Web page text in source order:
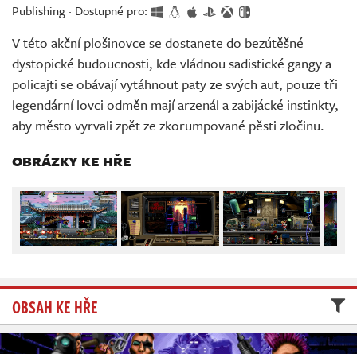
Živě
Publishing · Dostupné pro:
V této akční plošinovce se dostanete do bezútěšné
dystopické budoucnosti, kde vládnou sadistické gangy a
policajti se obávají vytáhnout paty ze svých aut, pouze tři
legendární lovci odměn mají arzenál a zabijácké instinkty,
aby město vyrvali zpět ze zkorumpované pěsti zločinu.
OBRÁZKY KE HŘE
OBSAH KE HŘE